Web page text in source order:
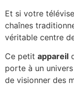
Et si votre
chaînes
véritable centre
Ce petit appareil
porte à un
de visionner des